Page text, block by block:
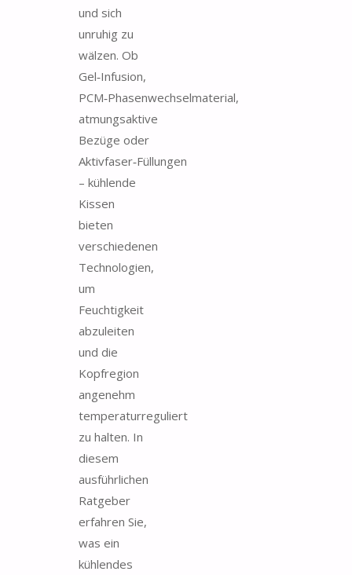
und sich
unruhig zu
wälzen. Ob
Gel‑Infusion,
PCM‑Phasenwechselmaterial,
atmungsaktive
Bezüge oder
Aktivfaser‑Füllungen
– kühlende
Kissen
bieten
verschiedenen
Technologien,
um
Feuchtigkeit
abzuleiten
und die
Kopfregion
angenehm
temperaturreguliert
zu halten. In
diesem
ausführlichen
Ratgeber
erfahren Sie,
was ein
kühlendes